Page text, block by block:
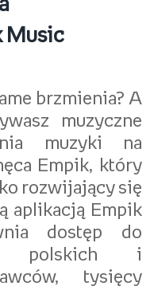
Music
brzmienia? A
muzyczne
muzyki na
Empik, który
rozwijający się
aplikacją Empik
dostęp do
polskich i
tysięcy